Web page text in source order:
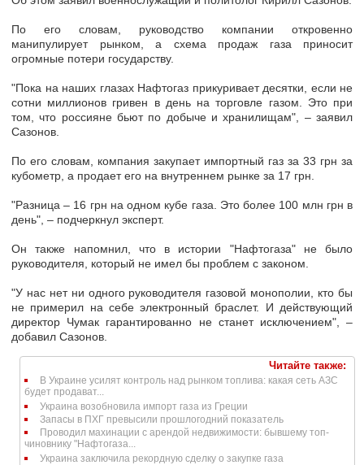
По его словам, руководство компании откровенно
манипулирует рынком, а схема продаж газа приносит
огромные потери государству.
"Пока на наших глазах Нафтогаз прикуривает десятки, если не
сотни миллионов гривен в день на торговле газом. Это при
том, что россияне бьют по добыче и хранилищам", – заявил
Сазонов.
По его словам, компания закупает импортный газ за 33 грн за
кубометр, а продает его на внутреннем рынке за 17 грн.
"Разница – 16 грн на одном кубе газа. Это более 100 млн грн в
день", – подчеркнул эксперт.
Он также напомнил, что в истории "Нафтогаза" не было
руководителя, который не имел бы проблем с законом.
"У нас нет ни одного руководителя газовой монополии, кто бы
не примерил на себе электронный браслет. И действующий
директор Чумак гарантированно не станет исключением", –
добавил Сазонов.
Читайте также:
В Украине усилят контроль над рынком топлива: какая сеть АЗС
будет продават...
Украина возобновила импорт газа из Греции
Запасы в ПХГ превысили прошлогодний показатель
Проводил махинации с арендой недвижимости: бывшему топ-
чиновнику "Нафтогаза...
Украина заключила рекордную сделку о закупке газа